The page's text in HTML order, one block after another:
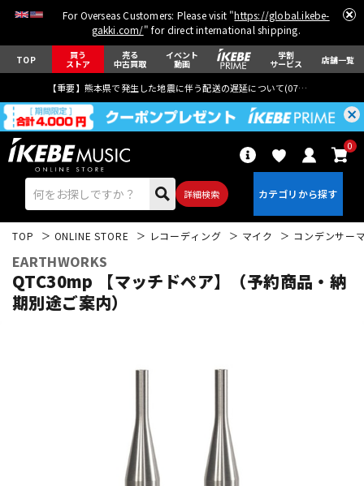
For Overseas Customers: Please visit "https://global.ikebe-
gakki.com/" for direct international shipping.
TOP 買う
ストア
売る
中古買取
イベント
動画
学割
サービス 店舗一覧
【重要】熊本県で発生した地震に伴う配送の遅延について(07月29日
詳細検索
0
TOP ONLINE STORE レコーディング マイク コンデンサー
EARTHWORKS
QTC30mp 【マッチドペア】（予約商品・納
期別途ご案内）